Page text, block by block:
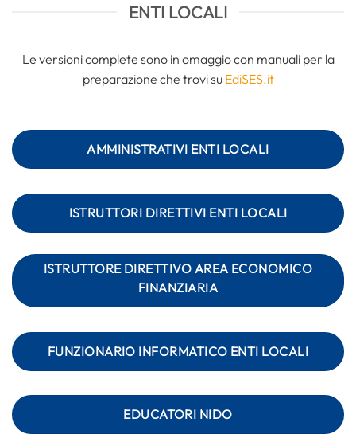
ENTI LOCALI
Le versioni complete sono in omaggio con manuali per la
preparazione che trovi su EdiSES.it
AMMINISTRATIVI ENTI LOCALI
ISTRUTTORI DIRETTIVI ENTI LOCALI
ISTRUTTORE DIRETTIVO AREA ECONOMICO
FINANZIARIA
FUNZIONARIO INFORMATICO ENTI LOCALI
EDUCATORI NIDO